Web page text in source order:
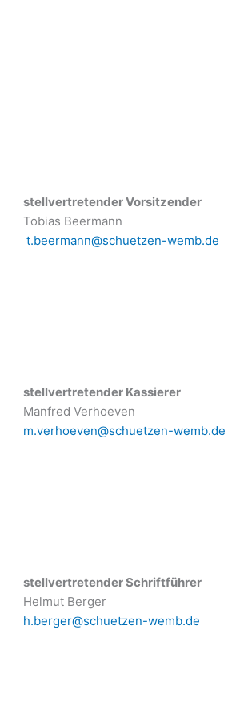
stellvertretender Vorsitzender
Tobias Beermann
t.beermann@schuetzen-wemb.de
stellvertretender Kassierer
Manfred Verhoeven
m.verhoeven@schuetzen-wemb.de
stellvertretender Schriftführer
Helmut Berger
h.berger@schuetzen-wemb.de